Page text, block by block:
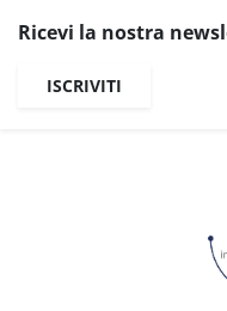
Ricevi la nostra
ISCRIVITI